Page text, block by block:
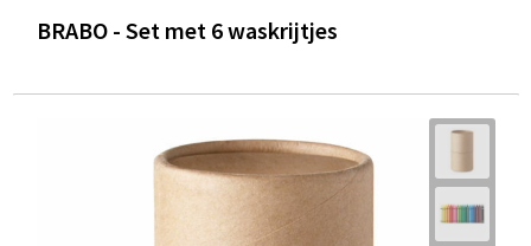
BRABO - Set met 6 waskrijtjes